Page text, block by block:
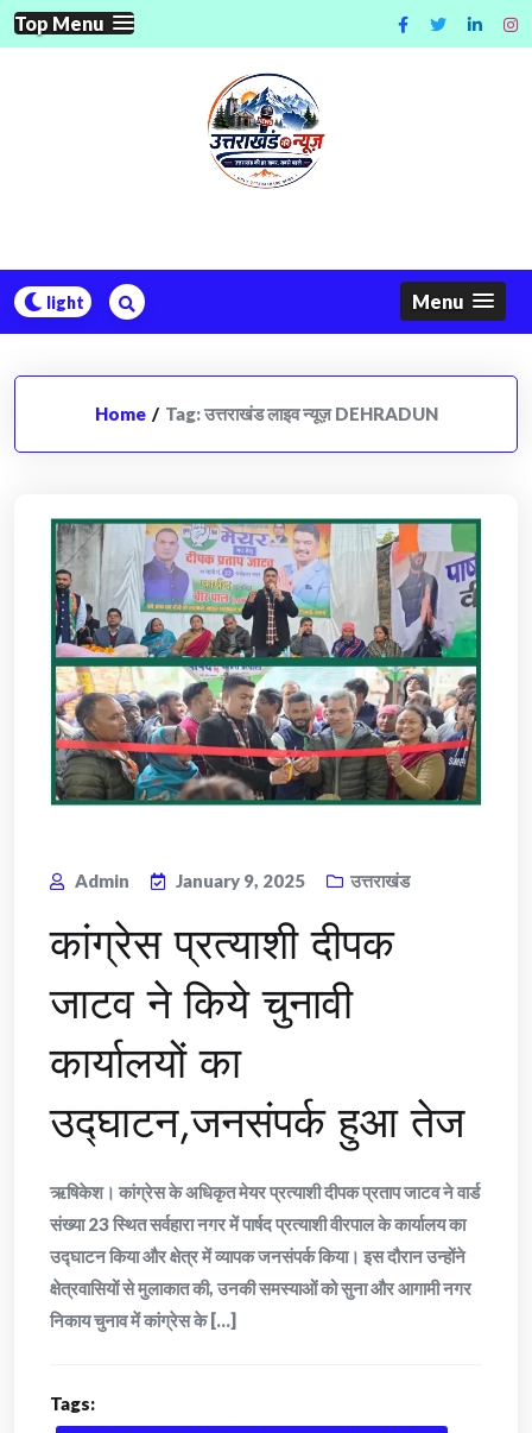
Skip
to
Top Menu
Menu
Home / Tag:उत्तराखंड लाइव न्यूज़ DEHRADUN
Admin January 9, 2025 उत्तराखंड
कांग्रेस प्रत्याशी दीपक
जाटव ने किये चुनावी
कार्यालयों का
उद्घाटन,जनसंपर्क हुआ तेज
ऋषिकेश। कांग्रेस के अधिकृत मेयर प्रत्याशी दीपक प्रताप जाटव ने वार्ड
संख्या 23 स्थित सर्वहारा नगर में पार्षद प्रत्याशी वीरपाल के कार्यालय का
उद्घाटन किया और क्षेत्र में व्यापक जनसंपर्क किया। इस दौरान उन्होंने
क्षेत्रवासियों से मुलाकात की, उनकी समस्याओं को सुना और आगामी नगर
निकाय चुनाव में कांग्रेस के [...]
Tags: